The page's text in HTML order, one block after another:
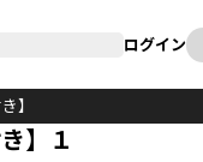
ログイン
】
】１